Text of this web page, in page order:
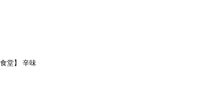
堂】 辛味